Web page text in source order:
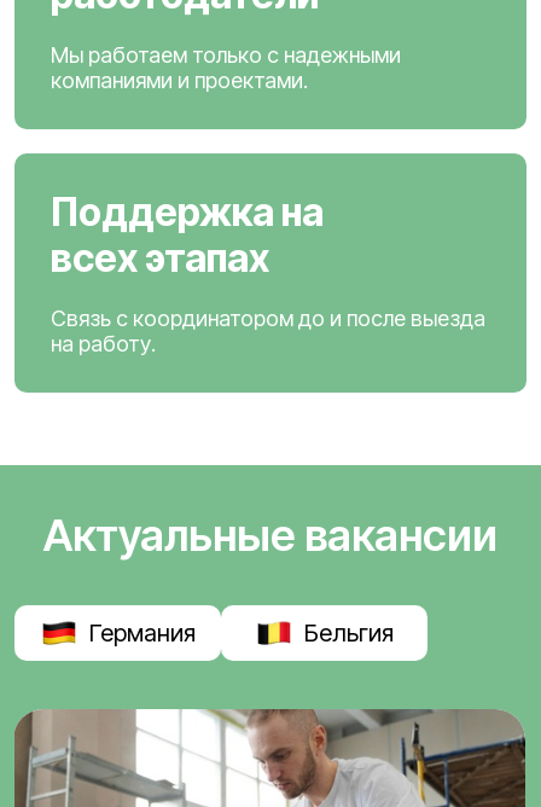
Мы работаем только с надежными
компаниями и проектами.
Поддержка на
всех этапах
Связь с координатором до и после выезда
на работу.
Актуальные вакансии
Германия Бельгия